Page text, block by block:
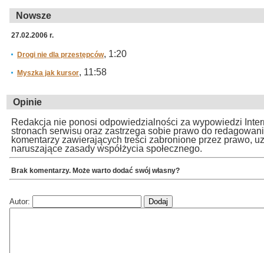
Nowsze
27.02.2006 r.
Drogi nie dla przestępców, 1:20
Myszka jak kursor, 11:58
Opinie
Redakcja nie ponosi odpowiedzialności za wypowiedzi
stronach serwisu oraz zastrzega sobie prawo do
komentarzy zawierających treści zabronione przez prawo,
naruszające zasady współżycia społecznego.
Brak komentarzy. Może warto dodać swój własny?
Autor: